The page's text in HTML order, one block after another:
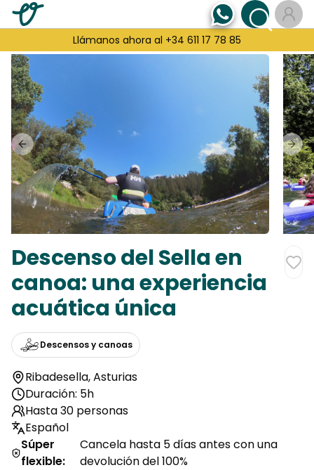
Llámanos ahora al +34 611 17 78 85
Previous slide
Descenso del Sella en
canoa: una experiencia
acuática única
Descensos y canoas
Ribadesella,Asturias
Duración: 5h
Hasta 30 personas
Español
Súper
flexible:
Cancela hasta 5 días antes con una
devolución del 100%